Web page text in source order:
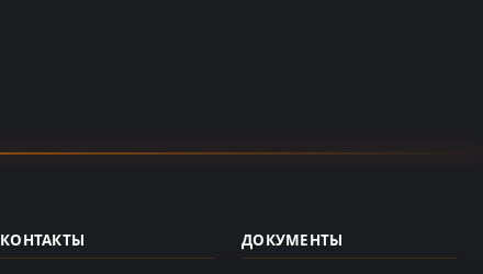
КОНТАКТЫ ДОКУМЕНТЫ